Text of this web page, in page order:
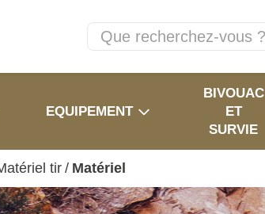
EQUIPEMENT
BIVOUAC
ET
SURVIE
tir / Matériel